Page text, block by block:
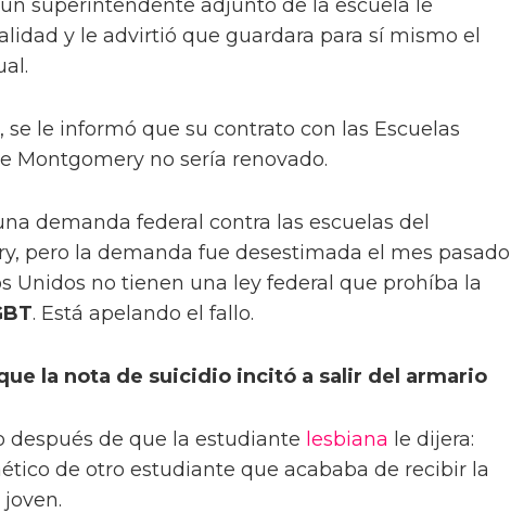
superintendente adjunto de la escuela le
y le advirtió que guardara para sí mismo el
se le informó que su contrato con las Escuelas
Montgomery no sería renovado.
demanda federal contra las escuelas del
pero la demanda fue desestimada el mes pasado
Unidos no tienen una ley federal que prohíba la
. Está apelando el fallo.
la nota de suicidio incitó a salir del armario
después de que la estudiante lesbiana le dijera:
de otro estudiante que acababa de recibir la